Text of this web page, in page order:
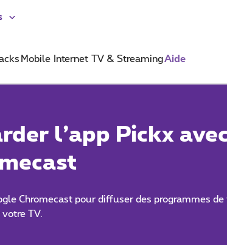
Mobile Internet TV & StreamingAide
l’app Pickx
Chromecast pour diffuser des programmes de
TV.